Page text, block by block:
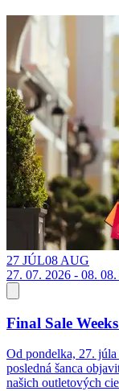
27 JÚL08 AUG
27. 07. 2026 - 08.
Final Sale
Od pondelka, 27.
posledná šanca
našich outletových